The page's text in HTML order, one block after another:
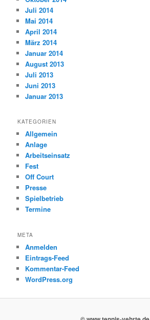
Juli 2014
Mai 2014
April 2014
März 2014
Januar 2014
August 2013
Juli 2013
Juni 2013
Januar 2013
KATEGORIEN
Allgemein
Anlage
Arbeitseinsatz
Fest
Off Court
Presse
Spielbetrieb
Termine
META
Anmelden
Eintrags-Feed
Kommentar-Feed
WordPress.org